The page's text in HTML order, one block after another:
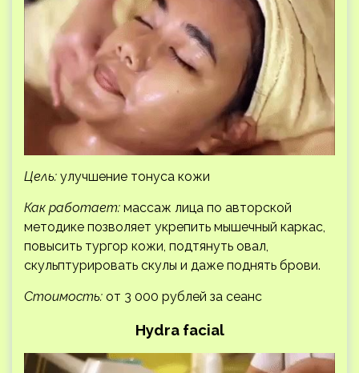
Цель: улучшение тонуса кожи
Как работает: массаж лица по авторской
методике позволяет укрепить мышечный каркас,
повысить тургор кожи, подтянуть овал,
скульптурировать скулы и даже поднять брови.
Стоимость: от 3 000 рублей за сеанс
Hydra facial